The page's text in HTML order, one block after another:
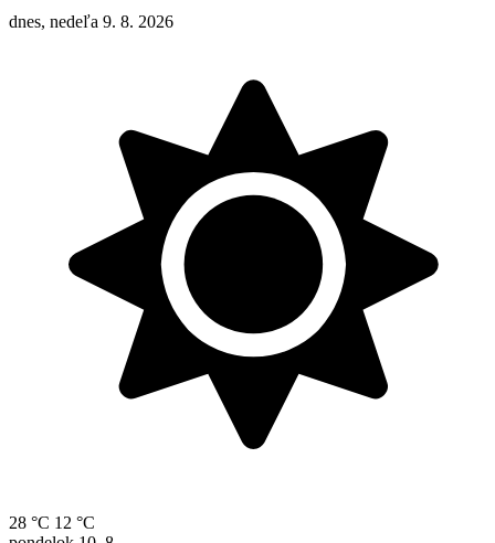
dnes, nedeľa 9. 8. 2026
28 °C 12 °C